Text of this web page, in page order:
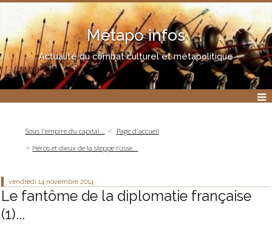
Métapo infos
Actualité du combat culturel et métapolitique
Sous l'empire du capital...
Page d'accueil
Héros et dieux de la steppe russe...
vendredi 14 novembre 2014
Le fantôme de la diplomatie française
(1)...